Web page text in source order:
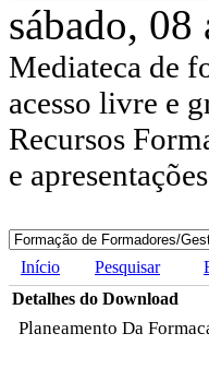
sábado, 08
Mediateca de
acesso livre e
Recursos
e
Início Pesquisar
Detalhes do Download
Planeamento Da